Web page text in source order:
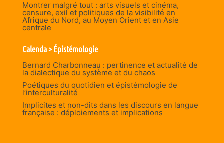
Montrer malgré tout : arts visuels et cinéma,
censure, exil et politiques de la visibilité en
Afrique du Nord, au Moyen Orient et en Asie
centrale
Calenda > Épistémologie
Bernard Charbonneau : pertinence et actualité de
la dialectique du système et du chaos
Poétiques du quotidien et épistémologie de
l’interculturalité
Implicites et non-dits dans les discours en langue
française : déploiements et implications